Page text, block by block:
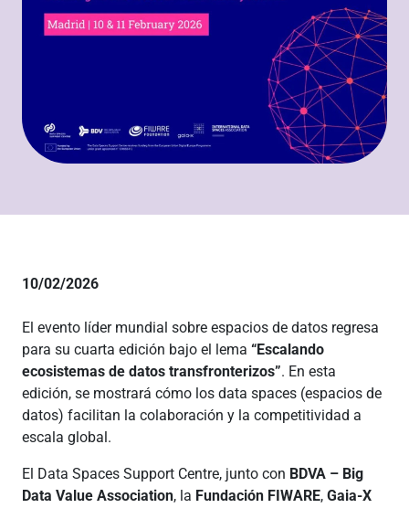
10/02/2026
El evento líder mundial sobre espacios de datos regresa
para su cuarta edición bajo el lema “Escalando
ecosistemas de datos transfronterizos”. En esta
edición, se mostrará cómo los data spaces (espacios de
datos) facilitan la colaboración y la competitividad a
escala global.
El Data Spaces Support Centre, junto con BDVA – Big
Data Value Association, la Fundación FIWARE, Gaia-X